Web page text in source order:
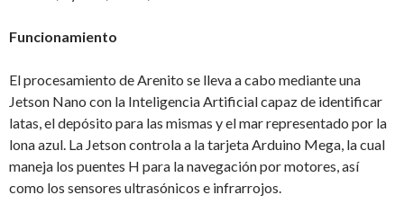
Funcionamiento
El procesamiento de Arenito se lleva a cabo mediante una
Jetson Nano con la Inteligencia Artificial capaz de identificar
latas, el depósito para las mismas y el mar representado por la
lona azul. La Jetson controla a la tarjeta Arduino Mega, la cual
maneja los puentes H para la navegación por motores, así
como los sensores ultrasónicos e infrarrojos.